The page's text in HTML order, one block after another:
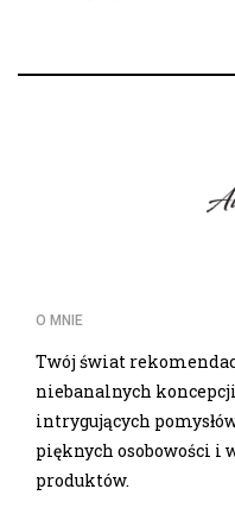
O MNIE
Twój świat
niebanalnych
intrygujących
pięknych osobowości i
produktów.